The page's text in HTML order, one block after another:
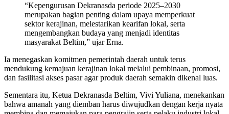
“Kepengurusan Dekranasda periode 2025–2030
merupakan bagian penting dalam upaya memperkuat
sektor kerajinan, melestarikan kearifan lokal, serta
mengembangkan budaya yang menjadi identitas
masyarakat Beltim,” ujar Erna.
Ia menegaskan komitmen pemerintah daerah untuk terus
mendukung kemajuan kerajinan lokal melalui pembinaan, promosi,
dan fasilitasi akses pasar agar produk daerah semakin dikenal luas.
Sementara itu, Ketua Dekranasda Beltim, Vivi Yuliana, menekankan
bahwa amanah yang diemban harus diwujudkan dengan kerja nyata